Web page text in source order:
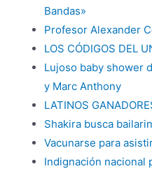
Bandas»
Profesor Alexander
LOS CÓDIGOS DEL
Lujoso baby shower
y Marc Anthony
LATINOS
Shakira busca
Vacunarse para
Indignación nacional